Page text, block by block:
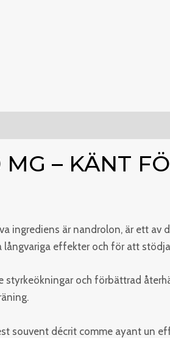
– KÄNT
ingrediens är nandrolon, är ett
effekter och för att
styrkeökningar och förbättrad
souvent décrit comme ayant un